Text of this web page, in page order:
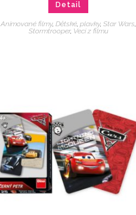
Detail
Animované filmy,Dětské,plavky,Star Wars,
Stormtrooper, Veci z filmu